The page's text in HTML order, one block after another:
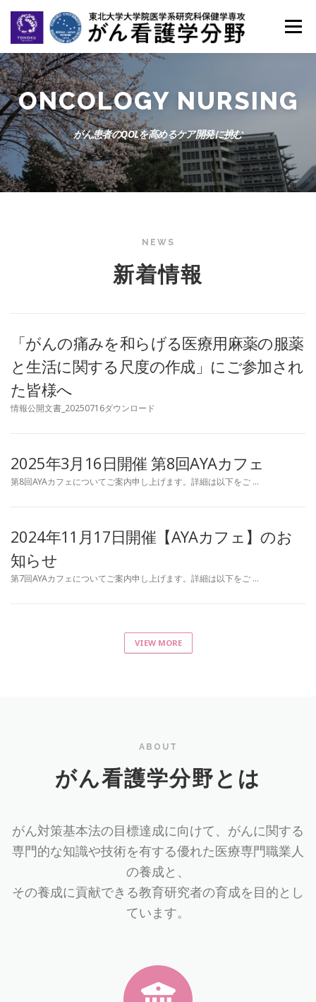
ツ
へ
ス
キ
ッ
プ
メニュー
ホーム ごあいさつ
研究業績 活動報告 OB・OG報告
大学院受験の方へ
ONCOLOGY NURSING
がん患者のQOLを高めるケア開発に挑む
NEWS
新着情報
「がんの痛みを和らげる医療用麻薬の服薬
と生活に関する尺度の作成」にご参加され
た皆様へ
情報公開文書_20250716ダウンロード
2025年3月16日開催 第8回AYAカフェ
第8回AYAカフェについてご案内申し上げます。詳細は以下をご …
2024年11月17日開催【AYAカフェ】のお
知らせ
第7回AYAカフェについてご案内申し上げます。詳細は以下をご …
VIEW MORE
ABOUT
がん看護学分野とは
がん対策基本法の目標達成に向けて、がんに関する
専門的な知識や技術を有する優れた医療専門職業人
の養成と、
その養成に貢献できる教育研究者の育成を目的とし
ています。